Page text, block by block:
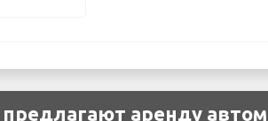
аренду